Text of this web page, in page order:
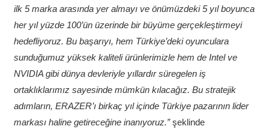
ilk 5 marka arasında yer almayı ve önümüzdeki 5 yıl boyunca
her yıl yüzde 100’ün üzerinde bir büyüme gerçekleştirmeyi
hedefliyoruz. Bu başarıyı, hem Türkiye’deki oyunculara
sunduğumuz yüksek kaliteli ürünlerimizle hem de Intel ve
NVIDIA gibi dünya devleriyle yıllardır süregelen iş
ortaklıklarımız sayesinde mümkün kılacağız. Bu stratejik
adımların, ERAZER’ı birkaç yıl içinde Türkiye pazarının lider
markası haline getireceğine inanıyoruz.”şeklinde